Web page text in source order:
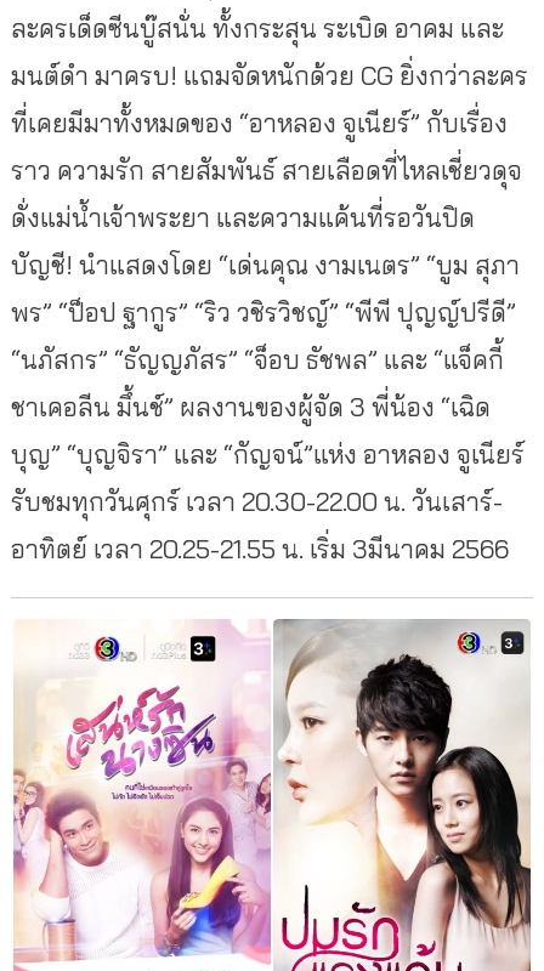
ละครเด็ดซีนบู๊สนั่น ทั้งกระสุน ระเบิด อาคม และ
มนต์ดำ มาครบ! แถมจัดหนักด้วย CG ยิ่งกว่าละคร
ที่เคยมีมาทั้งหมดของ “อาหลอง จูเนียร์” กับเรื่อง
ราว ความรัก สายสัมพันธ์ สายเลือดที่ไหลเชี่ยวดุจ
ดั่งแม่นํ้าเจ้าพระยา และความแค้นที่รอวันปิด
บัญชี! นำแสดงโดย “เด่นคุณ งามเนตร” “บูม สุภา
พร” “ป็อป ฐากูร” “ริว วชิรวิชญ์” “พีพี ปุญญ์ปรีดี”
“นภัสกร” “ธัญญภัสร” “จ็อบ ธัชพล” และ “แจ็คกี้
ชาเคอลีน มึ้นช์” ผลงานของผู้จัด 3 พี่น้อง “เฉิด
บุญ” “บุญจิรา” และ “กัญจน์”แห่ง อาหลอง จูเนียร์
รับชมทุกวันศุกร์ เวลา 20.30-22.00 น. วันเสาร์-
อาทิตย์ เวลา 20.25-21.55 น. เริ่ม 3มีนาคม 2566